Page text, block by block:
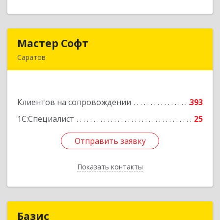
Мастер Софт
Саратов
Клиентов на сопровождении
393
1С:Специалист
25
Отправить заявку
Показать контакты
Подробнее
Отправить заявку
Назад
Базис